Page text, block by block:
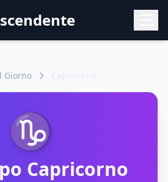
Giorno
♑
Capricorno